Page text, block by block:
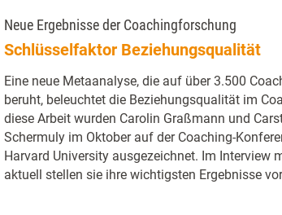
Neue Ergebnisse der Coachingforschung
Schlüsselfaktor Beziehungsqualität
Eine neue Metaanalyse, die auf über 3.500
beruht, beleuchtet die Beziehungsqualität im
diese Arbeit wurden Carolin Graßmann und
Schermuly im Oktober auf der Coaching-
Harvard University ausgezeichnet. Im Interview
aktuell stellen sie ihre wichtigsten Ergebnisse